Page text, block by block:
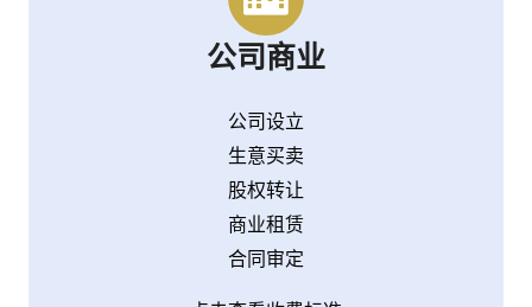
公司商业
公司设立
生意买卖
股权转让
商业租赁
合同审定